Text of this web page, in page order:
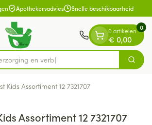
Apothekersadvies Snelle beschikbaarheid
Zoek
0 artikelen
€ 0,00
0
Kids Assortiment 12 7321707
Assortiment 12 7321707